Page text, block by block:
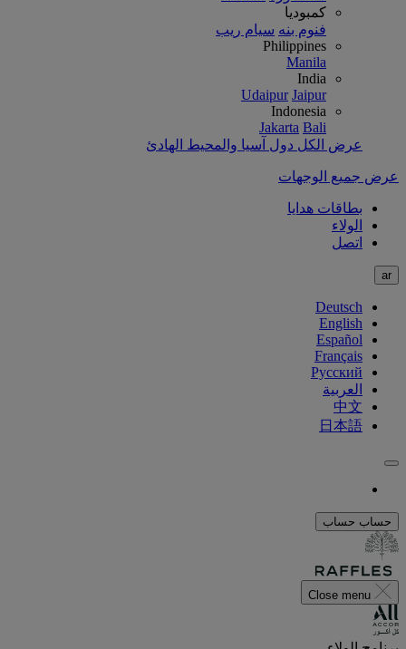
كمبوديا
فنوم بنه سيام ريب
Philippines
Manila
India
Udaipur Jaipur
Indonesia
Jakarta Bali
عرض الكل دول آسيا والمحيط الهادئ
عرض جميع الوجهات
بطاقات هدايا
الولاء
اتصل
ar
Deutsch
English
Español
Français
Русский
العربية
中文
日本語
حساب حساب
Close menu